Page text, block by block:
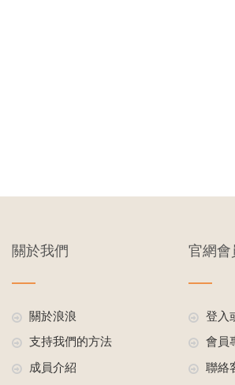
關於我們
關於浪浪
支持我們的方法
成員介紹
官網會
登入
會員
聯絡